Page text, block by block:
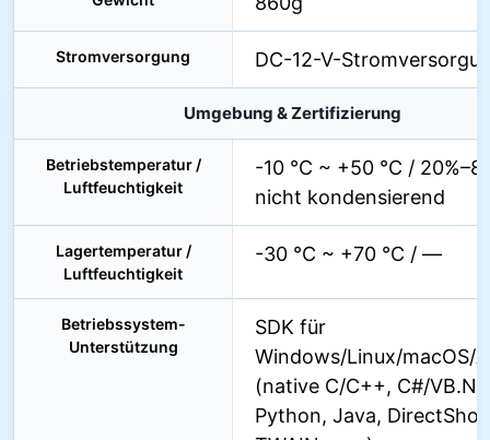
Stromversorgung DC-12-V-
Umgebung & Zertifizierung
Betriebstemperatur /
Luftfeuchtigkeit
-10 °C ~ +50 °C /
nicht kondensierend
Lagertemperatur /
Luftfeuchtigkeit
-30 °C ~ +70 °C / —
Betriebssystem-
Unterstützung
SDK für
Windows/Linux/macOS/
(native C/C++, C#/
Python, Java,